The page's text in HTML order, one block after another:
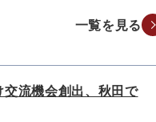
一覧を見る
交流機会創出、秋田で